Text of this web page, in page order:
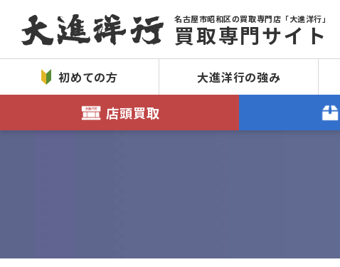
名古屋市昭和区の買取専門店「大進洋行」
買取専門サイト
初めての方 大進洋行の強み
店頭買取